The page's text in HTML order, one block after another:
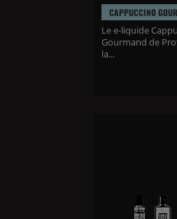
CAPPUCCINO
Le e-liquide
Gourmand de
la...